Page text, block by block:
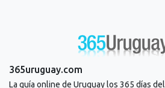
365uruguay.com
La guía online de Uruguay los 365 días